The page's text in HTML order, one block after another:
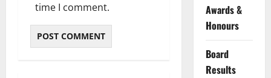
time I comment.
Awards &
Honours
Board
Results